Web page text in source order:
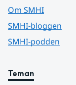
Om SMHI
SMHI-bloggen
SMHI-podden
Teman